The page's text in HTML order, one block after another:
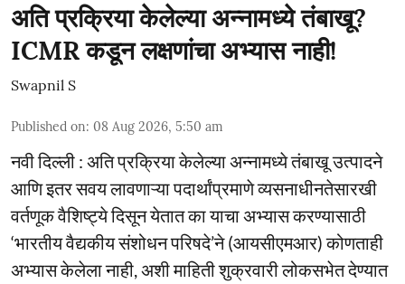
अति प्रक्रिया केलेल्या अन्नामध्ये तंबाखू?
ICMR कडून लक्षणांचा अभ्यास नाही!
Swapnil S
Published on: 08 Aug 2026, 5:50 am
नवी दिल्ली : अति प्रक्रिया केलेल्या अन्नामध्ये तंबाखू उत्पादने
आणि इतर सवय लावणाऱ्या पदार्थांप्रमाणे व्यसनाधीनतेसारखी
वर्तणूक वैशिष्ट्ये दिसून येतात का याचा अभ्यास करण्यासाठी
‘भारतीय वैद्यकीय संशोधन परिषदे’ने (आयसीएमआर) कोणताही
अभ्यास केलेला नाही, अशी माहिती शुक्रवारी लोकसभेत देण्यात